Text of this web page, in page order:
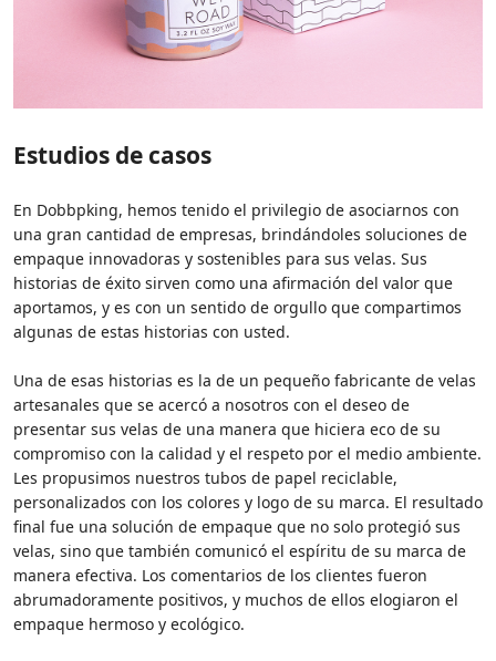
Estudios de casos
En Dobbpking, hemos tenido el privilegio de asociarnos con
una gran cantidad de empresas, brindándoles soluciones de
empaque innovadoras y sostenibles para sus velas. Sus
historias de éxito sirven como una afirmación del valor que
aportamos, y es con un sentido de orgullo que compartimos
algunas de estas historias con usted.
Una de esas historias es la de un pequeño fabricante de velas
artesanales que se acercó a nosotros con el deseo de
presentar sus velas de una manera que hiciera eco de su
compromiso con la calidad y el respeto por el medio ambiente.
Les propusimos nuestros tubos de papel reciclable,
personalizados con los colores y logo de su marca. El resultado
final fue una solución de empaque que no solo protegió sus
velas, sino que también comunicó el espíritu de su marca de
manera efectiva. Los comentarios de los clientes fueron
abrumadoramente positivos, y muchos de ellos elogiaron el
empaque hermoso y ecológico.